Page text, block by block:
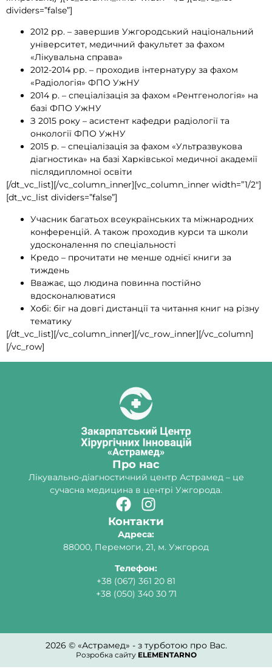
dividers=”false”]
2012 рр. – завершив Ужгородський національний
університет, медичний факультет за фахом
«Лікувальна справа»
2012-2014 рр. – проходив інтернатуру за фахом
«Радіологія» ФПО УжНУ
2014 р. – спеціалізація за фахом «Рентгенологія» на
базі ФПО УжНУ
З 2015 року – асистент кафедри радіології та
онкології ФПО УжНУ
2015 р. – спеціалізація за фахом «Ультразвукова
діагностика» на базі Харківської медичної академії
післядипломної освіти
[/dt_vc_list][/vc_column_inner][vc_column_inner width=”1/2″]
[dt_vc_list dividers=”false”]
Учасник багатьох всеукраїнських та міжнародних
конференцій. А також проходив курси та школи
удосконалення по спеціальності
Кредо – прочитати не менше однієї книги за
тиждень
Вважає, що людина повинна постійно
вдосконалюватися
Хобі: біг на довгі дистанції та читання книг на різну
тематику
[/dt_vc_list][/vc_column_inner][/vc_row_inner][/vc_column]
[/vc_row]
Про нас
Лікувально-діагностичний центр Астрамед – це
сучасна медицина в центрі Ужгорода.
Контакти
Адреса:
88000, Перемоги, 21, м. Ужгород
Телефон:
+38 (067) 361 20 81
+38 (050) 340 30 71
2026 © «Астрамед» - з турботою про Вас.
Розробка сайту ELEMENTARNO